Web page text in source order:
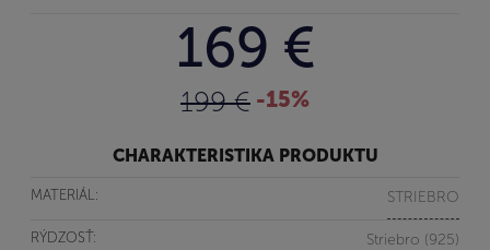
169 €
199 € -15%
CHARAKTERISTIKA PRODUKTU
MATERIÁL: STRIEBRO
RÝDZOSŤ: Striebro (925)